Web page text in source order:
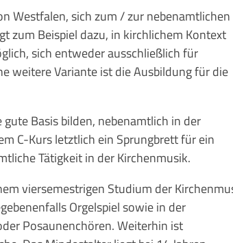
Westfalen, sich zum / zur nebenamtlichen
zum Beispiel dazu, in kirchlichem Kontext
sich entweder ausschließlich für
weitere Variante ist die Ausbildung für die
Basis bilden, nebenamtlich in der
C-Kurs letztlich ein Sprungbrett für ein
Tätigkeit in der Kirchenmusik.
viersemestrigen Studium der
Orgelspiel sowie in der
Posaunenchören. Weiterhin ist